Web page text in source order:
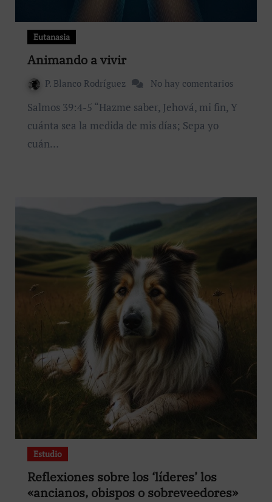
Eutanasia
Animando a vivir
P. Blanco Rodríguez No hay comentarios
Salmos 39:4-5 “Hazme saber, Jehová, mi fin, Y
cuánta sea la medida de mis días; Sepa yo
cuán…
Estudio
Reflexiones sobre los ‘líderes’ los
«ancianos, obispos o sobreveedores»